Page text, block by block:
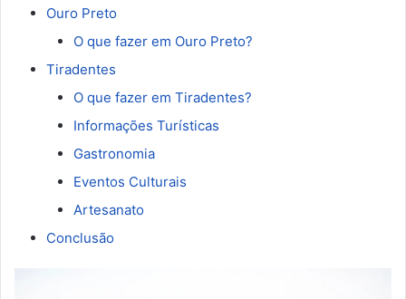
Ouro Preto
O que fazer em Ouro Preto?
Tiradentes
O que fazer em Tiradentes?
Informações Turísticas
Gastronomia
Eventos Culturais
Artesanato
Conclusão